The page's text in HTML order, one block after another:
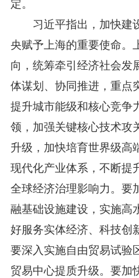
定。
习近平指出，加快建设
央赋予上海的重要使命。
向，统筹牵引经济社会发
体谋划、协同推进，重点
提升城市能级和核心竞争
领，加强关键核心技术攻
升级，加快培育世界级高
现代化产业体系，不断提
全球经济治理影响力。要
融基础设施建设，实施高
好服务实体经济、科技创
要深入实施自由贸易试验
贸易中心提质升级。要加